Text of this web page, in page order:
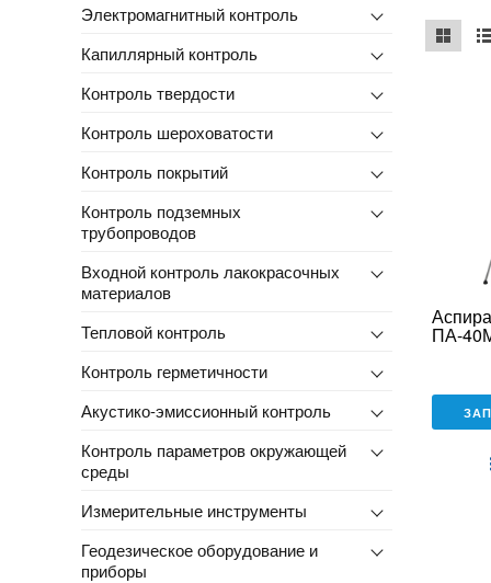
Электромагнитный контроль
Капиллярный контроль
Контроль твердости
Контроль шероховатости
Контроль покрытий
Контроль подземных
трубопроводов
Входной контроль лакокрасочных
материалов
Тепловой контроль
Контроль герметичности
Акустико-эмиссионный контроль
Контроль параметров окружающей
среды
Измерительные инструменты
Геодезическое оборудование и
приборы
ПА-